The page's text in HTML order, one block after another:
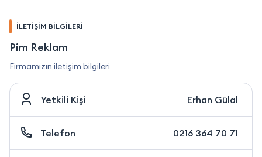
İLETİŞİM BİLGİLERİ
Pim Reklam
Firmamızın iletişim bilgileri
Yetkili Kişi Erhan Gülal
Telefon 0216 364 70 71